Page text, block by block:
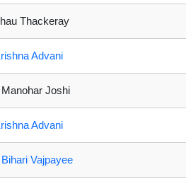
Thackeray
Advani
Manohar Joshi
Advani
Bihari Vajpayee